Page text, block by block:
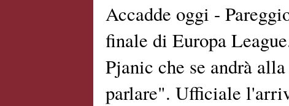
Accadde oggi -
finale di Europa
Pjanic che se andrà
parlare". Ufficiale